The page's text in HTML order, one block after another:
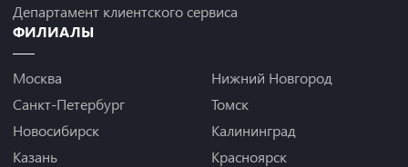
Департамент клиентского сервиса
ФИЛИАЛЫ
Москва
Санкт-Петербург
Новосибирск
Казань
Нижний Новгород
Томск
Калининград
Красноярск